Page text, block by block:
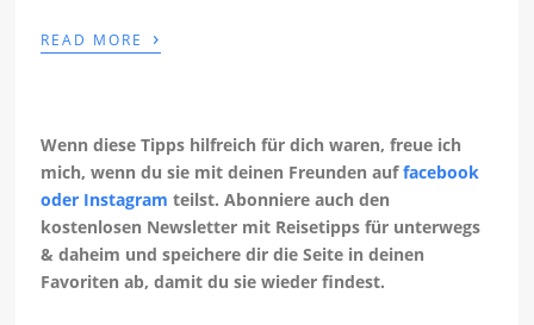
READ MORE ›
Wenn diese Tipps hilfreich für dich waren, freue ich
mich, wenn du sie mit deinen Freunden auffacebook
oder Instagram teilst. Abonniere auch den
kostenlosen Newsletter mit Reisetipps für unterwegs
& daheim und speichere dir die Seite in deinen
Favoriten ab, damit du sie wieder findest.